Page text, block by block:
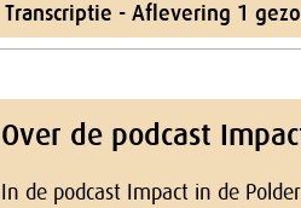
Transcriptie - Aflevering 1
Over de podcast
In de podcast Impact in de